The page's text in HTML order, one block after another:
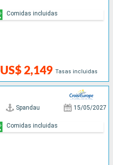
US$ 2,149 Tasas incluidas
Comidas incluidas
Spandau 15/05/2027
Comidas incluidas